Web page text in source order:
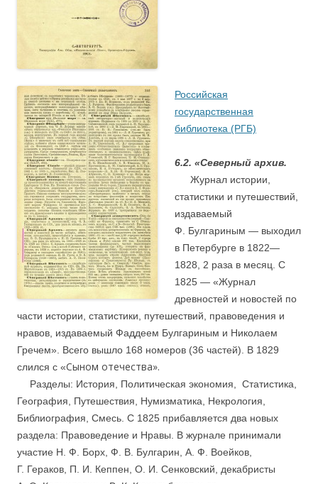
Российская
государственная
библиотека (РГБ)
6.2. «Северный архив.
Журнал истории,
статистики и путешествий,
издаваемый
Ф. Булгариным — выходил
в Петербурге в 1822—
1828, 2 раза в месяц. С
1825 — «Журнал
древностей и новостей по
части истории, статистики, путешествий, правоведения и
нравов, издаваемый Фаддеем Булгариным и Николаем
Гречем». Всего вышло 168 номеров (36 частей). В 1829
слился с «Сыном отечества».
Разделы: История, Политическая экономия, Статистика,
География, Путешествия, Нумизматика, Некрология,
Библиография, Смесь. С 1825 прибавляется два новых
раздела: Правоведение и Нравы. В журнале принимали
участие Н. Ф. Борх, Ф. В. Булгарин, А. Ф. Воейков,
Г. Гераков, П. И. Кеппен, О. И. Сенковский, декабристы